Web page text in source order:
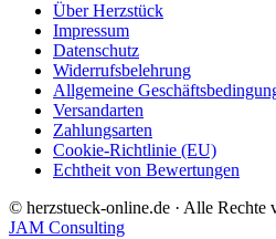
Über Herzstück
Impressum
Datenschutz
Widerrufsbelehrung
Allgemeine
Versandarten
Zahlungsarten
Cookie-Richtlinie (EU)
Echtheit von Bewertungen
© herzstueck-online.de · Alle Rechte
JAM Consulting